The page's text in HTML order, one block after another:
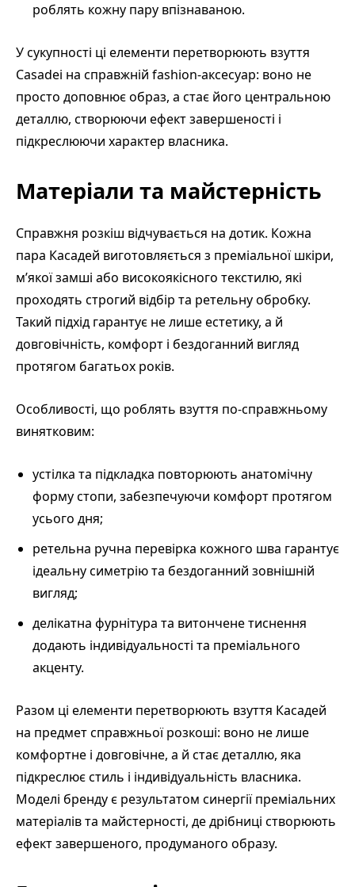
роблять кожну пару впізнаваною.
У сукупності ці елементи перетворюють взуття
Casadei на справжній fashion-аксесуар: воно не
просто доповнює образ, а стає його центральною
деталлю, створюючи ефект завершеності і
підкреслюючи характер власника.
Матеріали та майстерність
Справжня розкіш відчувається на дотик. Кожна
пара Касадей виготовляється з преміальної шкіри,
м’якої замші або високоякісного текстилю, які
проходять строгий відбір та ретельну обробку.
Такий підхід гарантує не лише естетику, а й
довговічність, комфорт і бездоганний вигляд
протягом багатьох років.
Особливості, що роблять взуття по-справжньому
винятковим:
устілка та підкладка повторюють анатомічну
форму стопи, забезпечуючи комфорт протягом
усього дня;
ретельна ручна перевірка кожного шва гарантує
ідеальну симетрію та бездоганний зовнішній
вигляд;
делікатна фурнітура та витончене тиснення
додають індивідуальності та преміального
акценту.
Разом ці елементи перетворюють взуття Касадей
на предмет справжньої розкоші: воно не лише
комфортне і довговічне, а й стає деталлю, яка
підкреслює стиль і індивідуальність власника.
Моделі бренду є результатом синергії преміальних
матеріалів та майстерності, де дрібниці створюють
ефект завершеного, продуманого образу.